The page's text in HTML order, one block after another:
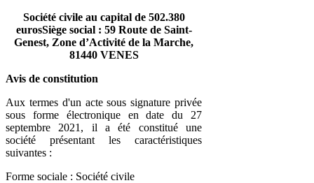
Société civile au capital de 502.380
eurosSiège social : 59 Route de Saint-
Genest, Zone d’Activité de la Marche,
81440 VENES
Avis de constitution
Aux termes d'un acte sous signature privée
sous forme électronique en date du 27
septembre 2021, il a été constitué une
société présentant les caractéristiques
suivantes :
Forme sociale : Société civile